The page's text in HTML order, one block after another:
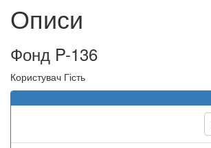
Описи
Фонд P-136
Користувач Гість